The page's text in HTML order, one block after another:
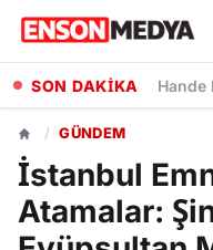
SON DAKİKA
/ GÜNDEM
İstanbul
Atamalar: